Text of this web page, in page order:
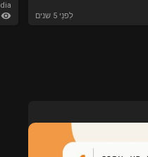
לִפנֵי 5 שנים